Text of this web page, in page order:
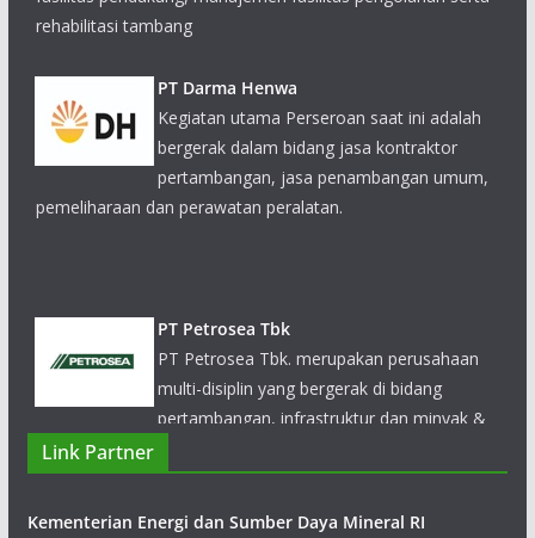
PT Darma Henwa
bergerak dalam bidang jasa kontraktor
pertambangan, jasa penambangan umum,
pemeliharaan dan perawatan peralatan.
multi-disiplin yang bergerak di bidang
pertambangan, infrastruktur dan minyak &
gas bumi yang telah berpengalaman luas di Indonesia sejak
tahun 1972.
Link Partner
Kementerian Energi dan Sumber Daya Mineral RI